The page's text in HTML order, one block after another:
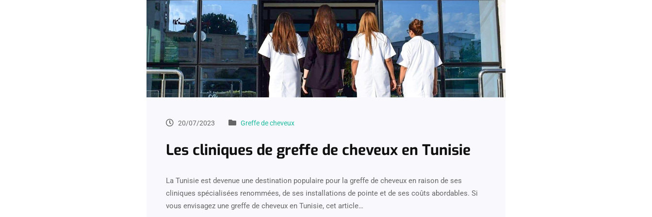
20/07/2023 Greffe de cheveux
Les cliniques de greffe de cheveux en Tunisie
La Tunisie est devenue une destination populaire pour la greffe de cheveux en raison de ses
cliniques spécialisées renommées, de ses installations de pointe et de ses coûts abordables. Si
vous envisagez une greffe de cheveux en Tunisie, cet article…